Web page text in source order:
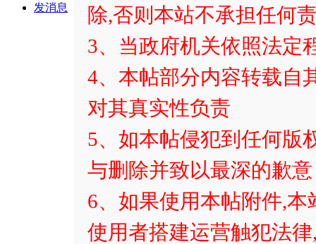
发消息
除,否则本站不承担任何
3、当政府机关依照法定
4、本帖部分内容转载自
对其真实性负责
5、如本帖侵犯到任何版
与删除并致以最深的歉意
6、如果使用本帖附件,
使用者搭建运营触犯法